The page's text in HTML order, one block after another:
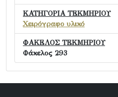
ΚΑΤΗΓΟΡΙΑ ΤΕΚΜΗΡΙΟΥ
Χειρόγραφο υλικό
ΦΑΚΕΛΟΣ ΤΕΚΜΗΡΙΟΥ
Φάκελος 293